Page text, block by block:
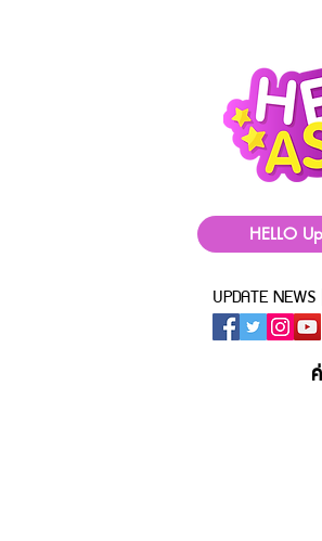
HELLO
UPDATE